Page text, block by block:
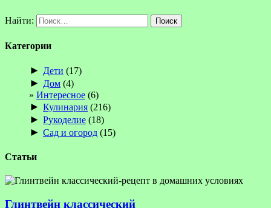
Найти:
Категории
► Дети (17)
► Дом (4)
Интересное (6)
► Кулинария (216)
► Рукоделие (18)
► Сад и огород (15)
Статьи
Глинтвейн классический